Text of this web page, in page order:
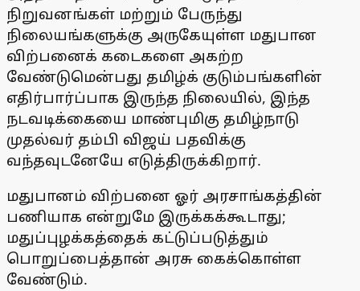
நிறுவனங்கள் மற்றும் பேருந்து
நிலையங்களுக்கு அருகேயுள்ள மதுபான
விற்பனைக் கடைகளை அகற்ற
வேண்டுமென்பது தமிழ்க் குடும்பங்களின்
எதிர்பார்ப்பாக இருந்த நிலையில், இந்த
நடவடிக்கையை மாண்புமிகு தமிழ்நாடு
முதல்வர் தம்பி விஜய் பதவிக்கு
வந்தவுடனேயே எடுத்திருக்கிறார்.
மதுபானம் விற்பனை ஓர் அரசாங்கத்தின்
பணியாக என்றுமே இருக்கக்கூடாது;
மதுப்புழக்கத்தைக் கட்டுப்படுத்தும்
பொறுப்பைத்தான் அரசு கைக்கொள்ள
வேண்டும்.